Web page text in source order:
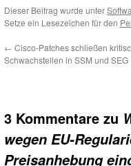
Dieser Beitrag wurde unter
Setze ein Lesezeichen für den
← Cisco-Patches schließen
Schwachstellen in SSM und SEG
3 Kommentare zu
wegen EU-
Preisanhebung